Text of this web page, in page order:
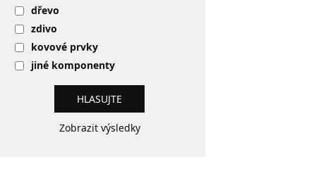
dřevo
zdivo
kovové prvky
jiné komponenty
Zobrazit výsledky